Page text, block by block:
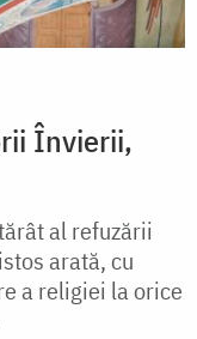
Învierii,
al refuzării
arată, cu
a religiei la orice